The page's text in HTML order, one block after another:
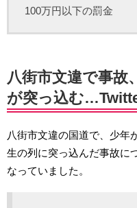
100万円以下の罰金
八街市文違で事故
が突っ込む
八街市文違の国道で、少年
生の列に突っ込んだ事故に
なっていました。